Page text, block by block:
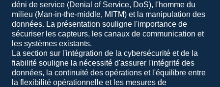
déni de service (Denial of Service, DoS), l'homme du
milieu (Man-in-the-middle, MITM) et la manipulation des
données. La présentation souligne l'importance de
sécuriser les capteurs, les canaux de communication et
les systèmes existants.
La section sur l'intégration de la cybersécurité et de la
fiabilité souligne la nécessité d'assurer l'intégrité des
données, la continuité des opérations et l'équilibre entre
la flexibilité opérationnelle et les mesures de